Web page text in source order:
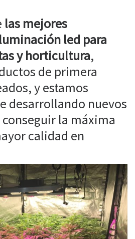
las mejores
led para
y horticultura,
de primera
y estamos
desarrollando nuevos
la máxima
calidad en